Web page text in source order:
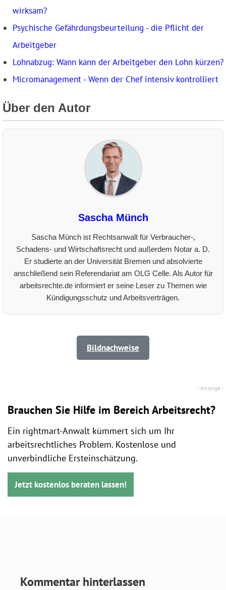
wirksam?
Psychische Gefährdungsbeurteilung - die Pflicht der
Arbeitgeber
Lohnabzug: Wann kann der Arbeitgeber den Lohn kürzen?
Micromanagement - Wenn der Chef intensiv kontrolliert
Über den Autor
Sascha Münch
Sascha Münch ist Rechtsanwalt für Verbraucher-,
Schadens- und Wirtschaftsrecht und außerdem Notar a. D.
Er studierte an der Universität Bremen und absolvierte
anschließend sein Referendariat am OLG Celle. Als Autor für
arbeitsrechte.de informiert er seine Leser zu Themen wie
Kündigungsschutz und Arbeitsverträgen.
Bildnachweise
Brauchen Sie Hilfe im Bereich Arbeitsrecht?
Ein rightmart-Anwalt kümmert sich um Ihr
arbeitsrechtliches Problem. Kostenlose und
unverbindliche Ersteinschätzung.
Jetzt kostenlos beraten lassen!
Kommentar hinterlassen